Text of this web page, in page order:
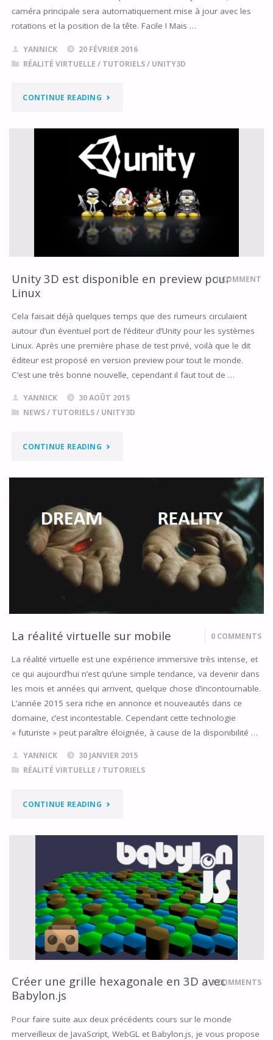
caméra principale sera automatiquement mise à jour avec les
rotations et la position de la tête. Facile ! Mais …
YANNICK
20 FÉVRIER 2016
RÉALITÉ VIRTUELLE / TUTORIELS/ UNITY3D
CONTINUE READING "DÉVELOPPER
GEAR
VR
AVEC
UNITY
1
:
BIEN
Unity 3D est disponible en preview pour
Linux
1 COMMENT
Cela faisait déjà quelques temps que des rumeurs circulaient
autour d’un éventuel port de l’éditeur d’Unity pour les systèmes
Linux. Après une première phase de test privé, voilà que le dit
éditeur est proposé en version preview pour tout le monde.
C’est une très bonne nouvelle, cependant il faut tout de …
YANNICK
30 AOÛT 2015
NEWS/ TUTORIELS/ UNITY3D
CONTINUE READING "UNITY
DISPONIBLE
EN
PREVIEW
POUR
LINUX"
La réalité virtuelle sur mobile 0 COMMENTS
La réalité virtuelle est une expérience immersive très intense, et
ce qui aujourd’hui n’est qu’une simple tendance, va devenir dans
les mois et années qui arrivent, quelque chose d’incontournable.
L’année 2015 sera riche en annonce et nouveautés dans ce
domaine, c’est incontestable. Cependant cette technologie
« futuriste » peut paraître éloignée, à cause de la disponibilité …
YANNICK
30 JANVIER 2015
RÉALITÉ VIRTUELLE / TUTORIELS
CONTINUE READING "LA
VIRTUELLE
SUR
MOBILE"
Créer une grille hexagonale en 3D avec
Babylon.js
3 COMMENTS
Pour faire suite aux deux précédents cours sur le monde
merveilleux de JavaScript, WebGL et Babylon.js, je vous propose